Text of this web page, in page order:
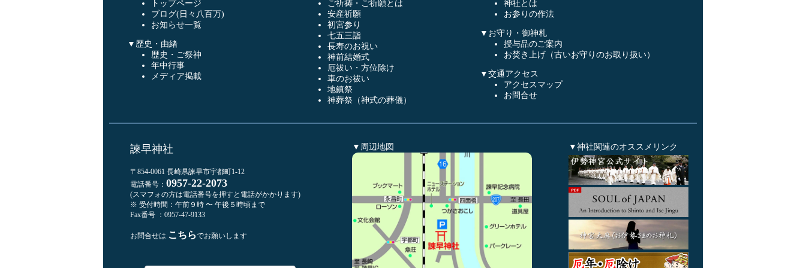
トップページ
ブログ(日々八百万)
お知らせ一覧
▼歴史・由緒
歴史・ご祭神
年中行事
メディア掲載
ご祈祷・ご祈願とは
安産祈願
初宮参り
七五三詣
長寿のお祝い
神前結婚式
厄祓い・方位除け
車のお祓い
地鎮祭
神葬祭（神式の葬儀）
神社とは
お参りの作法
▼お守り・御神札
授与品のご案内
お焚き上げ（古いお守りのお取り扱い）
▼交通アクセス
アクセスマップ
お問合せ
諫早神社
〒854-0061 長崎県諫早市宇都町1-12
電話番号： 0957-22-2073
(スマフォの方は電話番号を押すと電話がかかります)
※ 受付時間：午前９時 〜 午後５時頃まで
Fax番号 ：0957-47-9133
お問合せは こちらでお願いします
▼周辺地図 ▼神社関連のオススメリンク